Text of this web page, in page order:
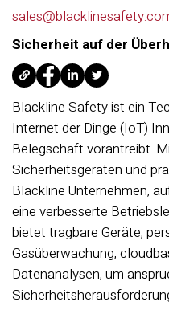
Sicherheit auf der
Blackline Safety ist ein
Internet der Dinge (IoT)
Belegschaft vorantreibt.
Sicherheitsgeräten und
Blackline Unternehmen,
eine verbesserte
bietet tragbare Geräte,
Gasüberwachung,
Datenanalysen, um